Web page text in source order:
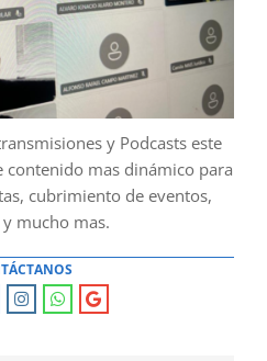
y Podcasts este
contenido mas dinámico para
cubrimiento de eventos,
mucho mas.